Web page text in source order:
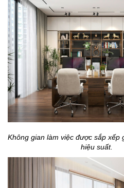
Không gian làm việc được sắp xếp
hiệu suất.